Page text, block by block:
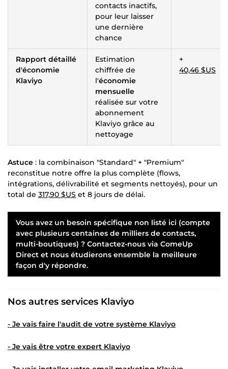
contacts inactifs,
pour leur laisser
une dernière
chance
Rapport détaillé
d'économie
Klaviyo
Estimation
chiffrée de
l'économie
mensuelle
réalisée sur votre
abonnement
Klaviyo grâce au
nettoyage
+
40,46 $US
Astuce : la combinaison "Standard" + "Premium"
reconstitue notre offre la plus complète (flows,
intégrations, délivrabilité et segments nettoyés), pour un
total de 317,90 $US et 8 jours de délai.
Vous avez un besoin spécifique non listé ici (compte
avec plusieurs centaines de milliers de contacts,
multi-boutiques) ? Contactez-nous via ComeUp
Direct et nous étudierons ensemble la meilleure
façon d'y répondre.
Nos autres services Klaviyo
- Je vais faire l'audit de votre système Klaviyo
- Je vais être votre expert Klaviyo